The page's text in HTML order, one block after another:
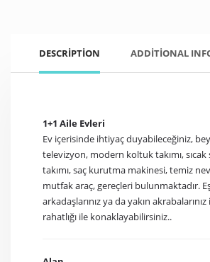
DESCRIPTION ADDITIONAL
1+1 Aile Evleri
Ev içerisinde ihtiyaç duyabileceğiniz,
televizyon, modern koltuk takımı, sıcak
takımı, saç kurutma makinesi, temiz
mutfak araç, gereçleri bulunmaktadır.
arkadaşlarınız ya da yakın
rahatlığı ile konaklayabilirsiniz..